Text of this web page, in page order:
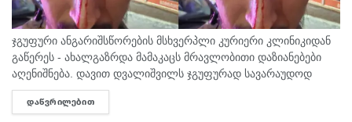
ჯგუფური ანგარიშსწორების მსხვერპლი კურიერი კლინიკიდან
გაწერეს - ახალგაზრდა მამაკაცს მრავლობითი დაზიანებები
აღენიშნება. დავით დვალიშვილს ჯგუფურად სავარაუდოდ
ხუთამდე მოზარდი გუშინ გაუსწორდა. ჯერ-ჯერობით
თავდამსხმელების დაკავების შესახებ ინფორმაცია არ
ᲓᲐᲬᲕᲠᲘᲚᲔᲑᲘᲗ